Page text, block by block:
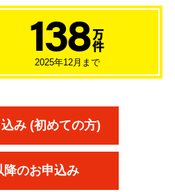
138 万
件
2025年12月まで
み (初めての方)
降のお申込み